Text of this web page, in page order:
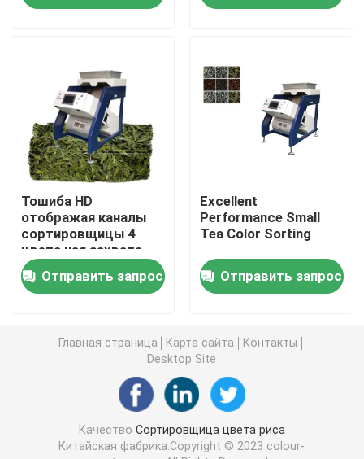
Кофейные зерна красят сортировщицу
Сортировщица цвета специи
сортировщица цвета сезама
Чокнутая сортировщица цвета
пластиковая сортировщица цвета
сортировщица цвета чая
Сортировщица цвета пояса
Ультракрасная сортируя машина
Тошиба HD
отображая каналы
сортировщицы 4
цвета чая захвата
Отправить запрос
Excellent
Performance Small
Tea Color Sorting
Отправить запрос
Главная страница Карта сайта
Контакты
Desktop Site
Качество Сортировщица цвета риса
Китайская фабрика.Copyright © 2023 colour-